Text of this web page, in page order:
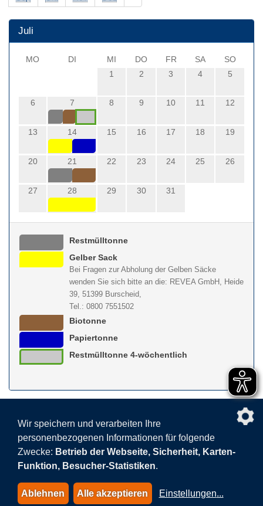
Juli
MO DI MI DO FR SA
SO
1
2 3 4 5
6 7 8 9 10 11 12
13 14 15 16 17 18 19
20 21 22 23 24 25 26
27 28 29 30 31
Restmülltonne
Gelber Sack
Bei Fragen zur Abholung der Gelben Säcke
wenden Sie sich bitte an die: REVEA GmbH, Heide
39, 51399 Burscheid,
Tel.: 0800 7551502
Biotonne
Papiertonne
Restmülltonne 4-wöchentlich
nach
Impressum
© 2015-2026 AVEA GmbH & Co. KG
Wir speichern und verarbeiten Ihre
personenbezogenen Informationen für folgende
Zwecke: Betrieb der Webseite, Sicherheit, Karten-
Funktion, Besucher-Statistiken.
Ablehnen Alle akzeptieren Einstellungen...